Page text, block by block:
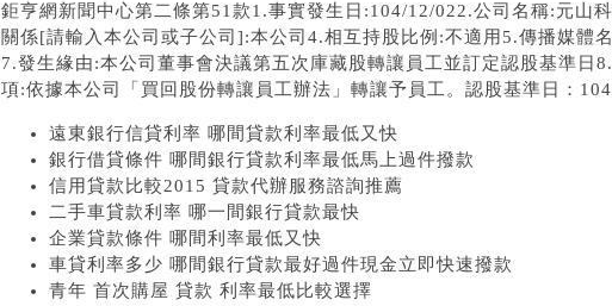
鉅亨網新聞中心第二條第51款1.事實發生日:104/12/022.公司名稱:元山
關係[請輸入本公司或子公司]:本公司4.相互持股比例:不適用5.傳播媒體
7.發生緣由:本公司董事會決議第五次庫藏股轉讓員工並訂定認股基準日
項:依據本公司「買回股份轉讓員工辦法」轉讓予員工。認股基準日：104
遠東銀行信貸利率 哪間貸款利率最低又快
銀行借貸條件 哪間銀行貸款利率最低馬上過件撥款
信用貸款比較2015 貸款代辦服務諮詢推薦
二手車貸款利率 哪一間銀行貸款最快
企業貸款條件 哪間利率最低又快
車貸利率多少 哪間銀行貸款最好過件現金立即快速撥款
青年 首次購屋 貸款 利率最低比較選擇